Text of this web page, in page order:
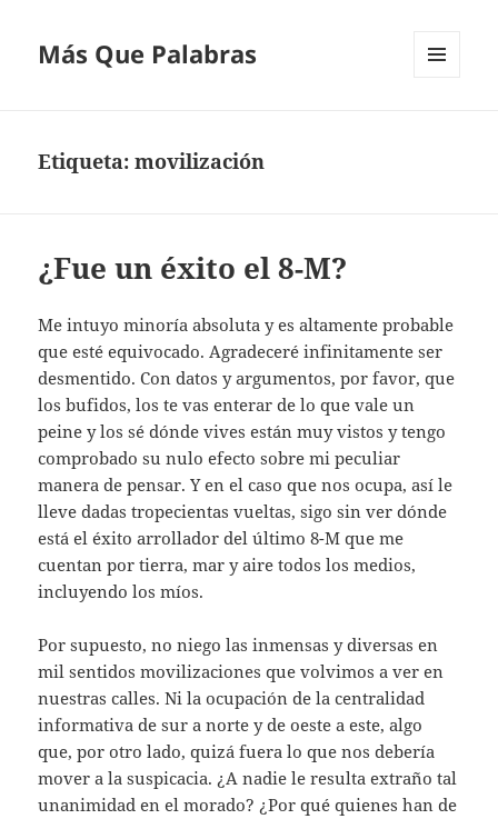
Más Que Palabras
Etiqueta:movilización
¿Fue un éxito el 8-M?
Me intuyo minoría absoluta y es altamente probable
que esté equivocado. Agradeceré infinitamente ser
desmentido. Con datos y argumentos, por favor, que
los bufidos, los te vas enterar de lo que vale un
peine y los sé dónde vives están muy vistos y tengo
comprobado su nulo efecto sobre mi peculiar
manera de pensar. Y en el caso que nos ocupa, así le
lleve dadas tropecientas vueltas, sigo sin ver dónde
está el éxito arrollador del último 8-M que me
cuentan por tierra, mar y aire todos los medios,
incluyendo los míos.
Por supuesto, no niego las inmensas y diversas en
mil sentidos movilizaciones que volvimos a ver en
nuestras calles. Ni la ocupación de la centralidad
informativa de sur a norte y de oeste a este, algo
que, por otro lado, quizá fuera lo que nos debería
mover a la suspicacia. ¿A nadie le resulta extraño tal
unanimidad en el morado? ¿Por qué quienes han de